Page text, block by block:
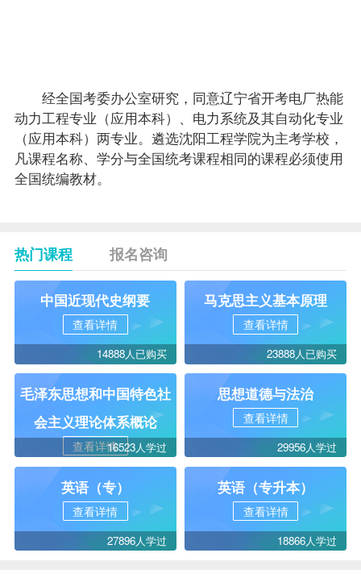
经全国考委办公室研究，同意辽宁省开考电厂热能
动力工程专业（应用本科）、电力系统及其自动化专业
（应用本科）两专业。遴选沈阳工程学院为主考学校，
凡课程名称、学分与全国统考课程相同的课程必须使用
全国统编教材。
热门课程 报名咨询
中国近现代史纲要
查看详情
14888人已购买
马克思主义基本原理
查看详情
23888人已购买
毛泽东思想和中国特色社
会主义理论体系概论
查看详情16523人学过
思想道德与法治
查看详情
29956人学过
英语（专）
查看详情
27896人学过
英语（专升本）
查看详情
18866人学过